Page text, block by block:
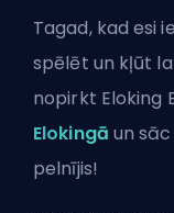
Tagad, kad esi
spēlēt un kļūt
nopirkt Eloking
Elokingā un
pelnījis!